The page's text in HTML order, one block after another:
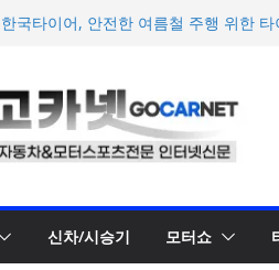
한국타이어, 안전한 여름철 주행 위한
[신차] 아우디, 100km당 12.8kWh의 전
기차 ‘A2 e-트론’ 공개
현대차, 8세대 완전변경 ‘디 올 뉴 아반떼
개… 본격 계약 개시
2026년 7월 국내 수입 승용차 신규 등
신차/시승기 모터쇼